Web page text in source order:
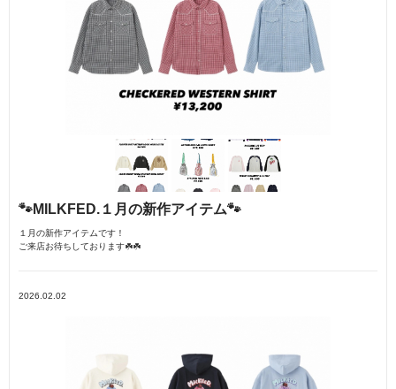
🐾MILKFED.１月の新作アイテム🐾
１月の新作アイテムです！
ご来店お待ちしております☘️☘️
2026.02.02